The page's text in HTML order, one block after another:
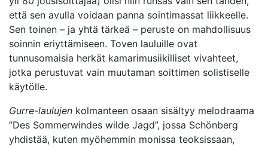
että sen avulla voidaan panna sointimassat liikkeelle.
Sen toinen – ja yhtä tärkeä – peruste on mahdollisuus
soinnin eriyttämiseen. Toven lauluille ovat
tunnusomaisia herkät kamarimusiikilliset vivahteet,
jotka perustuvat vain muutaman soittimen solistiselle
käytölle.
Gurre-laulujen kolmanteen osaan sisältyy melodraama
”Des Sommerwindes wilde Jagd”, jossa Schönberg
yhdistää, kuten myöhemmin monissa teoksissaan,